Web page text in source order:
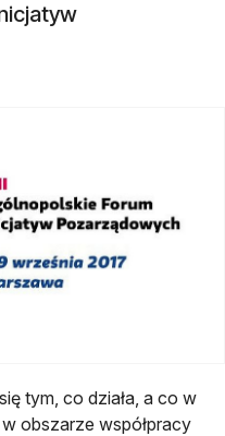
tym, co działa, a co w
obszarze współpracy